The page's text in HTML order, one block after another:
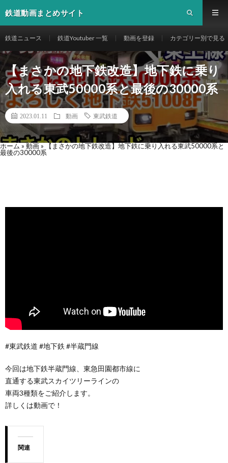
鉄道動画まとめサイト
鉄道ニュース 鉄道Youtuber 一覧 動画を登録 カテゴリー別で見る
【まさかの地下鉄改造】地下鉄に乗り
入れる東武50000系と最後の30000系
2023.01.11 動画 東武鉄道
ホーム » 動画 » 【まさかの地下鉄改造】地下鉄に乗り入れる東武50000系と
最後の30000系
#東武鉄道 #地下鉄 #半蔵門線
今回は地下鉄半蔵門線、東急田園都市線に
直通する東武スカイツリーラインの
車両3種類をご紹介します。
詳しくは動画で！
関連